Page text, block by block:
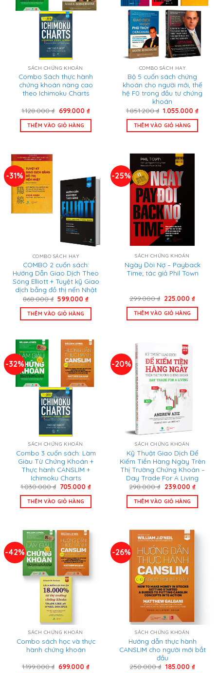
SÁCH CHỨNG KHOÁN
Combo Sách thực hành
chứng khoán nâng cao
theo Ichimoku Charts
1.128.000₫ Giá
là:
1.128.000 ₫.
699.000 ₫Giá
tại
THÊM VÀO GIỎ HÀNG
COMBO SÁCH HAY
Bộ 5 cuốn sách chứng
khoán cho người mới, thế
hệ F0 trong đầu tư chứng
khoán
1.851.200₫ Giá
là:
1.851.200 ₫.
1.055.000₫Giá
THÊM VÀO GIỎ HÀNG
-31%
COMBO SÁCH HAY
COMBO 2 cuốn sách:
Hướng Dẫn Giao Dịch Theo
Sóng Elliott + Tuyệt kỹ Giao
dịch bằng đồ thị nến Nhật
868.000₫ Giá
là:
868.000 ₫.
599.000₫Giá
tại
THÊM VÀO GIỎ HÀNG
-25%
SÁCH CHỨNG KHOÁN
Ngày Đòi Nợ – Payback
Time; tác giả Phil Town
299.000₫ Giá
là:
299.000 ₫.
225.000₫Giá
THÊM VÀO GIỎ HÀNG
-32%
SÁCH CHỨNG KHOÁN
Combo 3 cuốn sách: Làm
Giàu Từ Chứng Khoán +
Thực hành CANSLIM +
Ichimoku Charts
1.030.000₫ Giá
là:
1.030.000 ₫.
705.000₫Giá
THÊM VÀO GIỎ HÀNG
-20%
SÁCH CHỨNG KHOÁN
Kỹ Thuật Giao Dịch Để
Kiếm Tiền Hàng Ngày Trên
Thị Trường Chứng Khoán –
Day Trade For A Living
298.000₫ Giá
là:
298.000 ₫.
239.000 ₫Giá
tại
là:
THÊM VÀO GIỎ HÀNG
-42%
SÁCH CHỨNG KHOÁN
Combo sách học và thực
hành chứng khoán
1.199.000₫ Giá
699.000₫Giá
-26%
SÁCH CHỨNG KHOÁN
Hướng dẫn thực hành
CANSLIM cho người mới bắt
đầu
250.000₫ Giá
185.000 ₫Giá